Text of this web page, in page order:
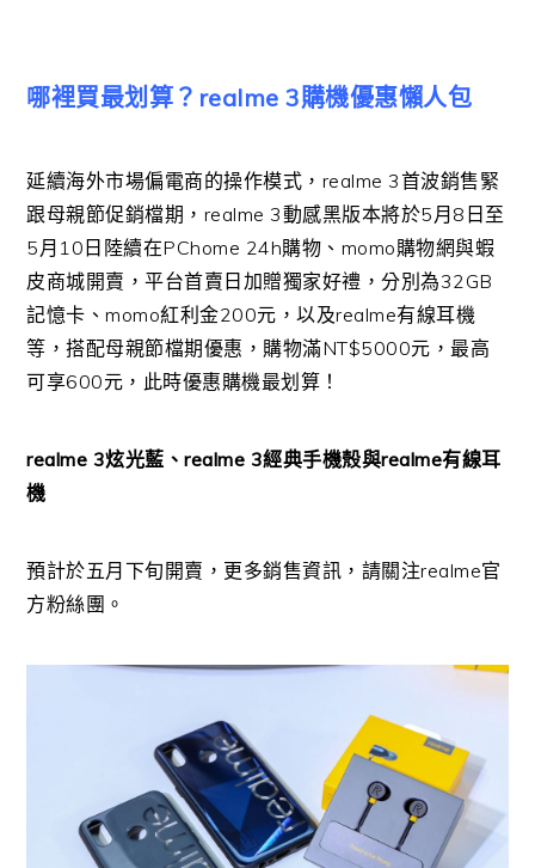
哪裡買最划算？realme 3購機優惠懶人包
延續海外市場偏電商的操作模式， realme 3首波銷售緊
跟母親節促銷檔期， realme 3動感黑版本將於5月 8 日至
5月 10 日陸續在PChome 24h購物、 momo購物網與蝦
皮商城開賣，平台首賣日加贈獨家好禮，分別為32GB
記憶卡、momo紅利金200元，以及realme有線耳機
等，搭配母親節檔期優惠，購物滿NT$5000元，最高
可享600元，此時優惠購機最划算！
realme 3炫光藍、realme 3經典手機殼與realme有線耳
機
預計於五月下旬開賣，更多銷售資訊，請關注realme官
方粉絲團。